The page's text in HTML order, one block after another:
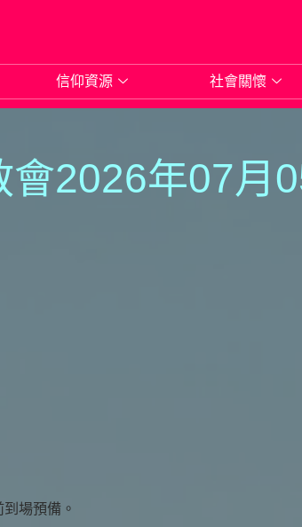
信仰資源 社會關懷
會2026年07月
場預備。